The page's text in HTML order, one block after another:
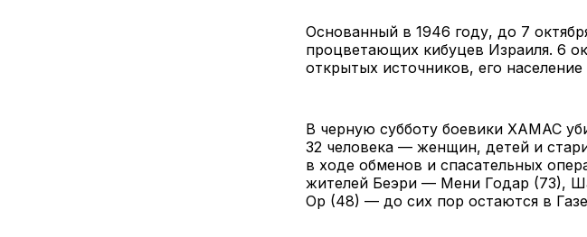
Основанный в 1946 году, до 7
процветающих кибуцев Израиля. 6
открытых источников, его население
В черную субботу боевики ХАМАС
32 человека — женщин, детей и
в ходе обменов и спасательных
жителей Беэри — Мени Годар (73),
Ор (48) — до сих пор остаются в